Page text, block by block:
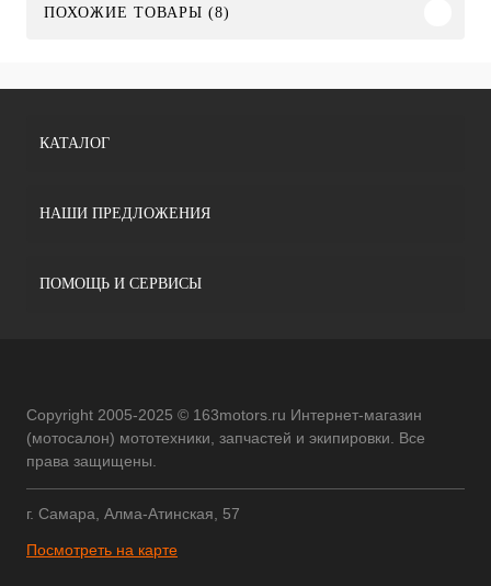
ПОХОЖИЕ ТОВАРЫ (8)
КАТАЛОГ
НАШИ ПРЕДЛОЖЕНИЯ
ПОМОЩЬ И СЕРВИСЫ
Copyright 2005-2025 © 163motors.ru Интернет-магазин
(мотосалон) мототехники, запчастей и экипировки. Все
права защищены.
г. Самара, Алма-Атинская, 57
Посмотреть на карте